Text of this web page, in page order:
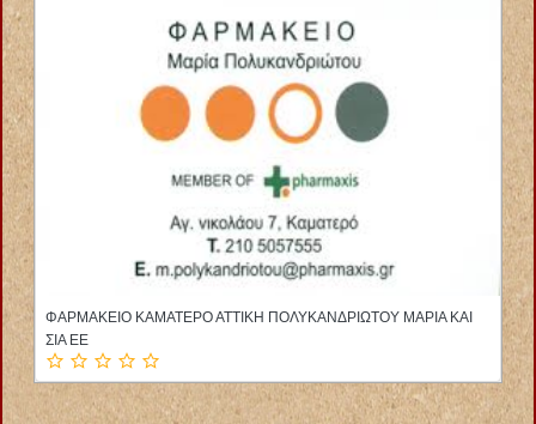
ΦΑΡΜΑΚΕΙΟ ΚΑΜΑΤΕΡΟ ΑΤΤΙΚΗ ΠΟΛΥΚΑΝΔΡΙΩΤΟΥ ΜΑΡΙΑ ΚΑΙ
ΣΙΑ ΕΕ